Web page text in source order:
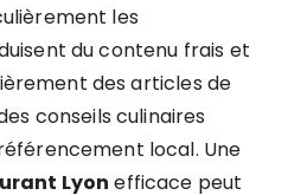
les
du contenu frais et
des articles de
conseils culinaires
local. Une
Lyon efficace peut